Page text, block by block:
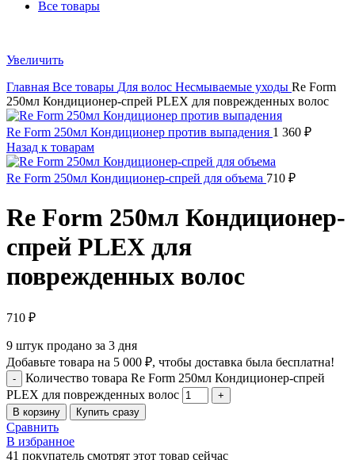
Все товары
Увеличить
Главная Все товары Для волос Несмываемые уходы Re Form
250мл Кондиционер-спрей PLEX для поврежденных волос
Re Form 250мл Кондиционер против выпадения 1 360 ₽
Назад к товарам
Re Form 250мл Кондиционер-спрей для объема 710 ₽
Re Form 250мл Кондиционер-
спрей PLEX для
поврежденных волос
710 ₽
9 штук продано за 3 дня
Добавьте товара на 5 000 ₽, чтобы доставка была бесплатна!
Количество товара Re Form 250мл Кондиционер-спрей
PLEX для поврежденных волос
В корзину Купить сразу
Сравнить
В избранное
41 покупатель смотрят этот товар сейчас